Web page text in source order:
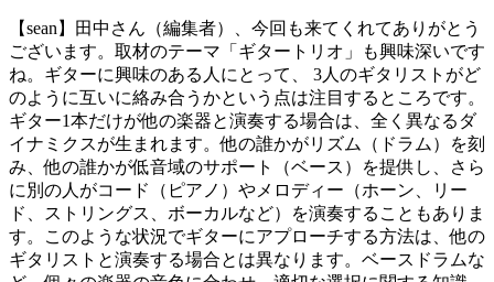
【sean】田中さん（編集者）、今回も来てくれてありがとう
ございます。取材のテーマ「ギタートリオ」も興味深いです
ね。ギターに興味のある人にとって、 3人のギタリストがど
のように互いに絡み合うかという点は注目するところです。
ギター1本だけが他の楽器と演奏する場合は、全く異なるダ
イナミクスが生まれます。他の誰かがリズム（ドラム）を刻
み、他の誰かが低音域のサポート（ベース）を提供し、さら
に別の人がコード（ピアノ）やメロディー（ホーン、リー
ド、ストリングス、ボーカルなど）を演奏することもありま
す。このような状況でギターにアプローチする方法は、他の
ギタリストと演奏する場合とは異なります。ベースドラムな